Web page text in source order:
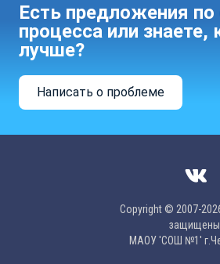
Есть предложения по
процесса или
лучше?
Написать о проблеме
Copyright © 2007-
защищены.
МAОУ 'CОШ №1'